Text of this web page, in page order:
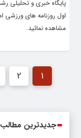
مشاهده نمائید.
1
2
جدیدترین مطالب